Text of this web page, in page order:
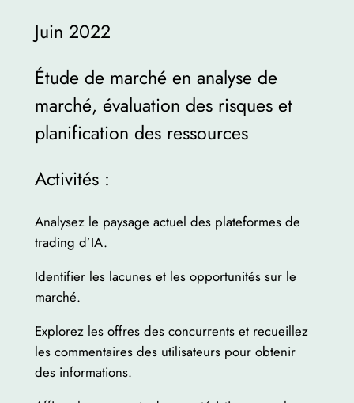
Juin 2022
Étude de marché en analyse de
marché, évaluation des risques et
planification des ressources
Activités :
Analysez le paysage actuel des plateformes de
trading d’IA.
Identifier les lacunes et les opportunités sur le
marché.
Explorez les offres des concurrents et recueillez
les commentaires des utilisateurs pour obtenir
des informations.